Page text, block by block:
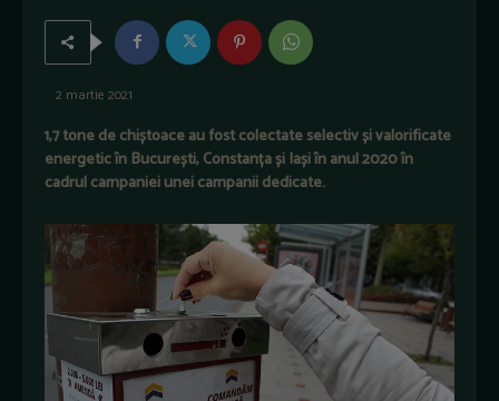
2 martie 2021
1,7 tone de chiștoace au fost colectate selectiv și valorificate
energetic în București, Constanța și Iașiîn anul 2020 în
cadrul campaniei unei campanii dedicate.